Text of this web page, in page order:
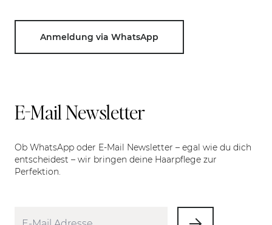
Anmeldung via WhatsApp
E-Mail Newsletter
Ob WhatsApp oder E-Mail Newsletter – egal wie du dich
entscheidest – wir bringen deine Haarpflege zur
Perfektion.